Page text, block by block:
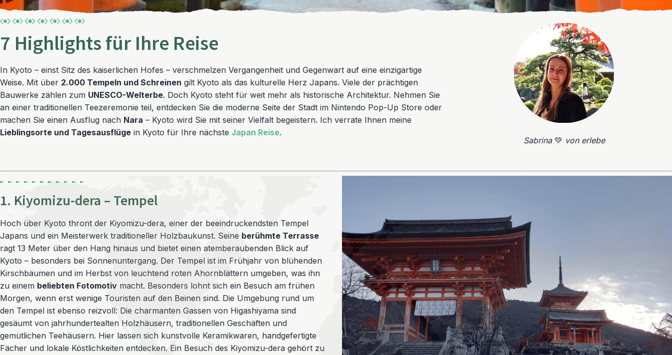
7 Highlights für Ihre Reise
In Kyoto – einst Sitz des kaiserlichen Hofes – verschmelzen Vergangenheit und Gegenwart auf eine einzigartige
Weise. Mit über 2.000 Tempeln und Schreinen gilt Kyoto als das kulturelle Herz Japans. Viele der prächtigen
Bauwerke zählen zum UNESCO-Welterbe. Doch Kyoto steht für weit mehr als historische Architektur. Nehmen Sie
an einer traditionellen Teezeremonie teil, entdecken Sie die moderne Seite der Stadt im Nintendo Pop-Up Store oder
machen Sie einen Ausflug nach Nara – Kyoto wird Sie mit seiner Vielfalt begeistern. Ich verrate Ihnen meine
Lieblingsorte und Tagesausflüge in Kyoto für Ihre nächste Japan Reise.
Sabrina 💚 von erlebe
1. Kiyomizu-dera – Tempel
Hoch über Kyoto thront der Kiyomizu-dera, einer der beeindruckendsten Tempel
Japans und ein Meisterwerk traditioneller Holzbaukunst. Seine berühmte Terrasse
ragt 13 Meter über den Hang hinaus und bietet einen atemberaubenden Blick auf
Kyoto – besonders bei Sonnenuntergang. Der Tempel ist im Frühjahr von blühenden
Kirschbäumen und im Herbst von leuchtend roten Ahornblättern umgeben, was ihn
zu einem beliebten Fotomotiv macht. Besonders lohnt sich ein Besuch am frühen
Morgen, wenn erst wenige Touristen auf den Beinen sind. Die Umgebung rund um
den Tempel ist ebenso reizvoll: Die charmanten Gassen von Higashiyama sind
gesäumt von jahrhundertealten Holzhäusern, traditionellen Geschäften und
gemütlichen Teehäusern. Hier lassen sich kunstvolle Keramikwaren, handgefertigte
Fächer und lokale Köstlichkeiten entdecken. Ein Besuch des Kiyomizu-dera gehört zu